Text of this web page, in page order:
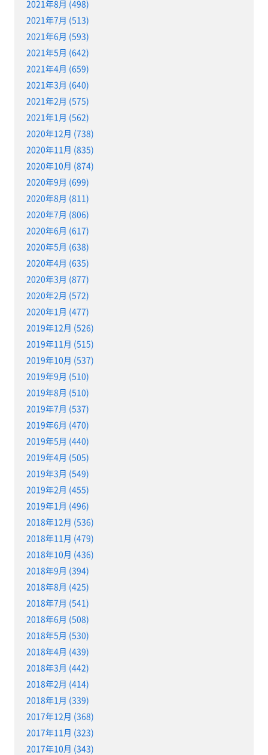
2021年8月 (498)
2021年7月 (513)
2021年6月 (593)
2021年5月 (642)
2021年4月 (659)
2021年3月 (640)
2021年2月 (575)
2021年1月 (562)
2020年12月 (738)
2020年11月 (835)
2020年10月 (874)
2020年9月 (699)
2020年8月 (811)
2020年7月 (806)
2020年6月 (617)
2020年5月 (638)
2020年4月 (635)
2020年3月 (877)
2020年2月 (572)
2020年1月 (477)
2019年12月 (526)
2019年11月 (515)
2019年10月 (537)
2019年9月 (510)
2019年8月 (510)
2019年7月 (537)
2019年6月 (470)
2019年5月 (440)
2019年4月 (505)
2019年3月 (549)
2019年2月 (455)
2019年1月 (496)
2018年12月 (536)
2018年11月 (479)
2018年10月 (436)
2018年9月 (394)
2018年8月 (425)
2018年7月 (541)
2018年6月 (508)
2018年5月 (530)
2018年4月 (439)
2018年3月 (442)
2018年2月 (414)
2018年1月 (339)
2017年12月 (368)
2017年11月 (323)
2017年10月 (343)